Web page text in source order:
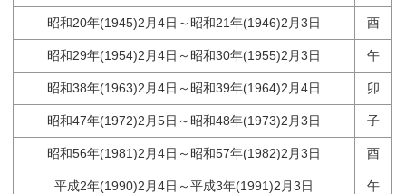
昭和20年(1945)2月4日～昭和21年(1946)2月3日 酉
昭和29年(1954)2月4日～昭和30年(1955)2月3日 午
昭和38年(1963)2月4日～昭和39年(1964)2月4日 卯
昭和47年(1972)2月5日～昭和48年(1973)2月3日 子
昭和56年(1981)2月4日～昭和57年(1982)2月3日 酉
平成2年(1990)2月4日～平成3年(1991)2月3日 午